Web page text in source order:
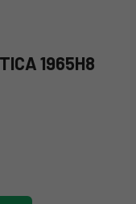
1965H8